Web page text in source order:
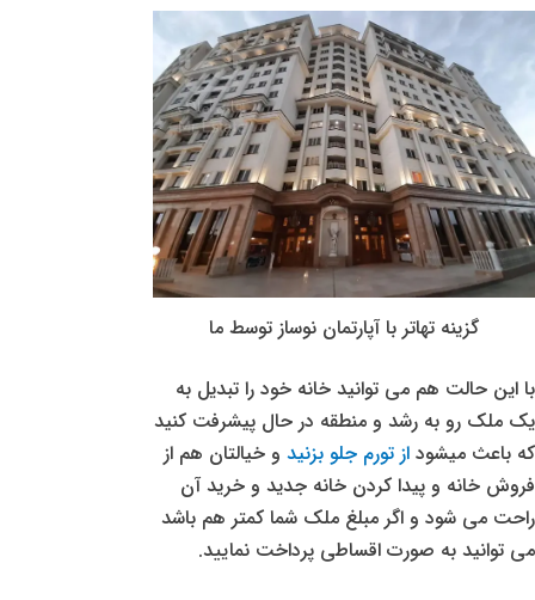
گزینه تهاتر با آپارتمان نوساز توسط ما
با این حالت هم می توانید خانه خود را تبدیل به
یک ملک رو به رشد و منطقه در حال پیشرفت کنید
که باعث میشود از تورم جلو بزنید و خیالتان هم از
فروش خانه و پیدا کردن خانه جدید و خرید آن
راحت می شود و اگر مبلغ ملک شما کمتر هم باشد
می توانید به صورت اقساطی پرداخت نمایید.